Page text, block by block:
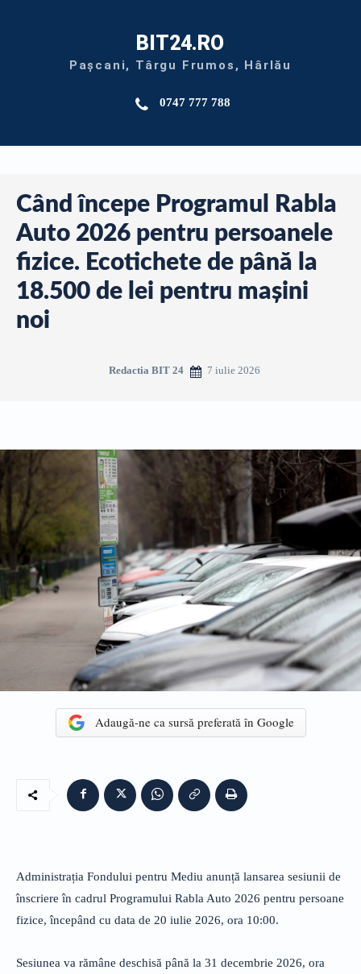
BIT24.RO
Pașcani, Târgu Frumos, Hârlău
0747 777 788
Când începe Programul Rabla
Auto 2026 pentru persoanele
fizice. Ecotichete de până la
18.500 de lei pentru mașini
noi
Redactia BIT 24 7 iulie 2026
Adaugă-ne ca sursă preferată în Google
Administrația Fondului pentru Mediu anunță lansarea sesiunii de
înscriere în cadrul Programului Rabla Auto 2026 pentru persoane
fizice, începând cu data de 20 iulie 2026, ora 10:00.
Sesiunea va rămâne deschisă până la 31 decembrie 2026, ora